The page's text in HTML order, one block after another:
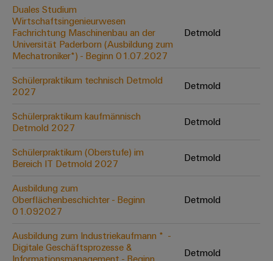
Schienenfahrzeuge
Moderne
und
digitale
für
im
Bahnverkehr
Schiffbau
Umfassende
für
die
maritime
Wasseraufbereitung
&
Leiterplattenklemmen
PCB
Services
Original
Equipment
(OEM)
Remote
Access
&
Cloud-
Industrial
Service
Platform
easyConnect
Werkstatt
Zubehör
Unser
neues
Distribution
Duales Studium
Wirtschaftsingenieurwesen
Fachrichtung Maschinenbau an der
Universität Paderborn (Ausbildung zum
Mechatroniker*) - Beginn 01.07.2027
Detmold
Schülerpraktikum technisch Detmold
2027
Detmold
Schülerpraktikum kaufmännisch
Detmold 2027
Detmold
Schülerpraktikum (Oberstufe) im
Bereich IT Detmold 2027
Detmold
Ausbildung zum
Oberflächenbeschichter - Beginn
01.092027
Detmold
Ausbildung zum Industriekaufmann * ​ -
Digitale Geschäftsprozesse &
Detmold